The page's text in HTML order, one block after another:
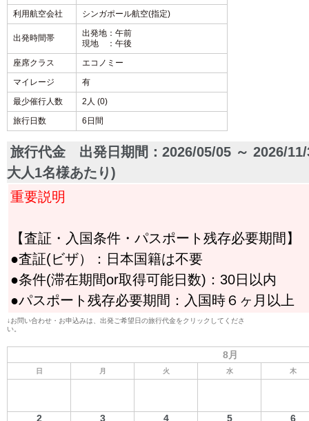
利用航空会社
シンガポール航空(指定)
出発時間帯
出発地：午前
現地 ：午後
座席クラス
エコノミー
マイレージ
有
最少催行人数
2人 (0)
旅行日数
6日間
旅行代金 出発日期間：2026/05/05 ～ 2026/
大人1名様あたり)
重要説明
【査証・入国条件・パスポート残存必要期間】
●査証(ビザ）：日本国籍は不要
●条件(滞在期間or取得可能日数)：30日以内
●パスポート残存必要期間：入国時６ヶ月以上
↓お問い合わせ・お申込みは、出発ご希望日の旅行代金をクリックしてくださ
い。
8月
日 月 火 水 木
2
3
4
5
6